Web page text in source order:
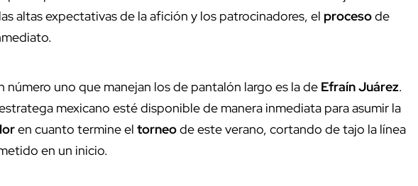
altas expectativas de la afición y los patrocinadores, el procesode
número uno que manejan los de pantalón largo es la de Efraín Juárez.
mexicano esté disponible de manera inmediata para asumir la
en cuanto termine el torneode este verano, cortando de tajo la línea
en un inicio.